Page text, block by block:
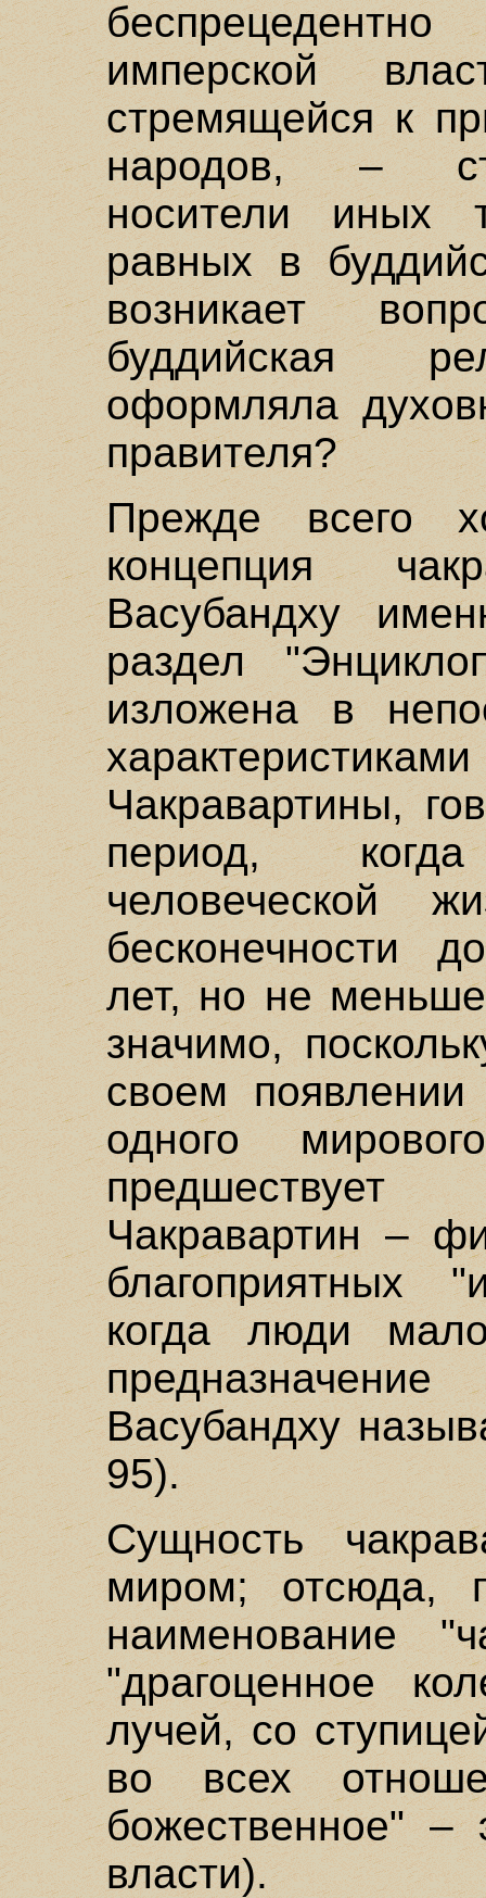
имперской
стремящейся к
народов, –
носители иных
равных в
возникает
буддийская
оформляла
правителя?
Прежде всего
концепция
Васубандху
раздел
изложена в
Чакравартины,
период, когда
человеческой
бесконечности
лет, но не
значимо,
своем
одного
Чакравартин –
благоприятных
когда люди
Васубандху
95).
Сущность
миром; отсюда,
наименование
"драгоценное
лучей, со
во всех
божественное" –
власти).